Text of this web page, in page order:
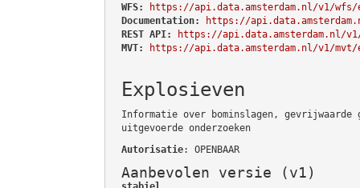
WFS:
https://api.data.amsterdam.nl/v1/wfs/
Documentation:
https://
REST API:
https://api.data.amsterdam.nl/v1/
MVT:
https://api.data.amsterdam.nl/v1/mvt/
Explosieven
Informatie over bominslagen, gevrijwaarde
uitgevoerde onderzoeken
Autorisatie: OPENBAAR
Aanbevolen versie (v1)